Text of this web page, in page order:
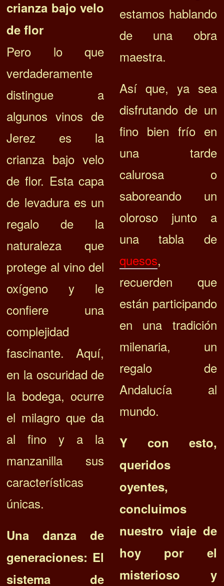
crianza bajo velo
de flor
Pero lo que
verdaderamente
distingue a
algunos vinos de
Jerez es la
crianza bajo velo
de flor. Esta capa
de levadura es un
regalo de la
naturaleza que
protege al vino del
oxígeno y le
confiere una
complejidad
fascinante. Aquí,
en la oscuridad de
la bodega, ocurre
el milagro que da
al fino y a la
manzanilla sus
características
únicas.
Una danza de
generaciones: El
sistema de
estamos hablando
de una obra
maestra.
Así que, ya sea
disfrutando de un
fino bien frío en
una tarde
calurosa o
saboreando un
oloroso junto a
una tabla de
quesos,
recuerden que
están participando
en una tradición
milenaria, un
regalo de
Andalucía al
mundo.
Y con esto,
queridos
oyentes,
concluimos
nuestro viaje de
hoy por el
misterioso y